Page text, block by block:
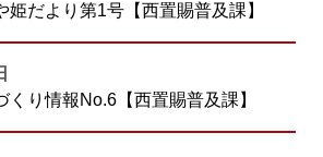
姫だより第1号【西置賜普及課】
くり情報No.6【西置賜普及課】